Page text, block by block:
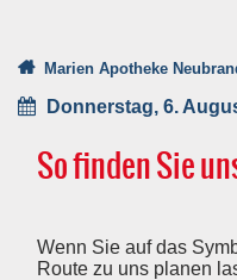
Marien Apotheke
Donnerstag, 6.
So finden Sie
Wenn Sie auf das
Route zu uns planen